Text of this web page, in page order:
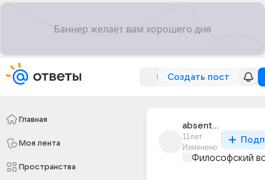
Создать пост
Главная
Моя лента
Пространства
absentis_1
11лет
Изменено
Философский